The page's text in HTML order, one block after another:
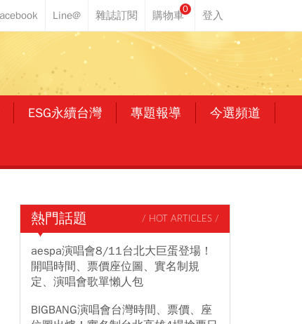
0
ESG永續台灣 專題報導 今選頻道
熱門話題 / HOT ARTICLES /
aespa演唱會8/11台北大巨蛋登場！
開唱時間、票價座位圖、實名制規
定、演唱會歌單懶人包
BIGBANG演唱會台灣時間、票價、座